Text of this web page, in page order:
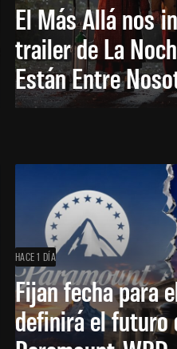
El Más Allá nos
trailer de La
Están Entre
HACE 1 DÍA
Fijan fecha para
definirá el futuro